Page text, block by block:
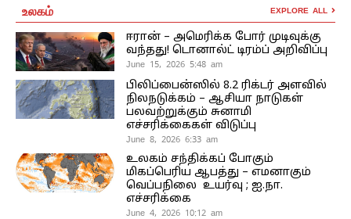
உலகம் EXPLORE ALL
ஈரான் – அமெரிக்க போர் முடிவுக்கு
வந்தது! டொனால்ட் டிரம்ப் அறிவிப்பு
June 15, 2026 5:48 am
பிலிப்பைன்ஸில் 8.2 ரிக்டர் அளவில்
நிலநடுக்கம் – ஆசியா நாடுகள்
பலவற்றுக்கும் சுனாமி
எச்சரிக்கைகள் விடுப்பு
June 8, 2026 6:33 am
உலகம் சந்திக்கப் போகும்
மிகப்பெரிய ஆபத்து – எமனாகும்
வெப்பநிலை உயர்வு ; ஐ.நா.
எச்சரிக்கை
June 4, 2026 10:12 am